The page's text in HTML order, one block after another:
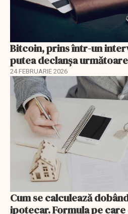
Bitcoin, prins într-un
putea declanșa
24 FEBRUARIE 2026
Cum se calculează
ipotecar. Formula pe